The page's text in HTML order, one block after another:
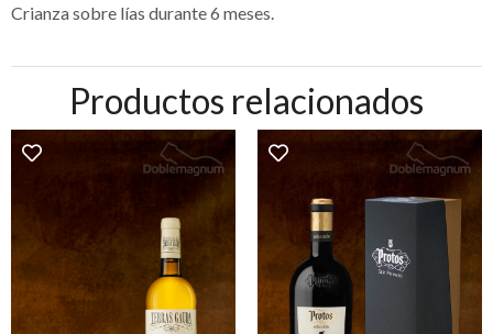
Crianza sobre lías durante6 meses.
Productos relacionados